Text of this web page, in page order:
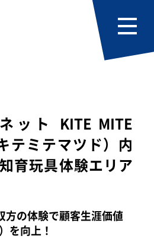
ット KITE MITE
テミテマツド）内
育玩具体験エリア
方の体験で顧客生涯価値
を向上！